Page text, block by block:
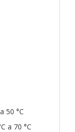
50 °C
a 70 °C